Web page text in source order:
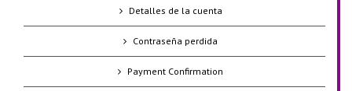
Detalles de la cuenta
Contraseña perdida
Payment Confirmation